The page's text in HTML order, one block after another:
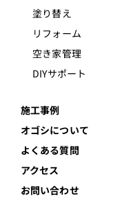
塗り替え
リフォーム
空き家管理
DIYサポート
施工事例
オゴシについて
よくある質問
アクセス
お問い合わせ